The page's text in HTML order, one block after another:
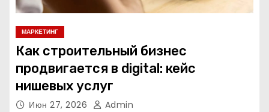
МАРКЕТИНГ
Как строительный бизнес
продвигается в digital: кейс
нишевых услуг
Июн 27, 2026 Admin